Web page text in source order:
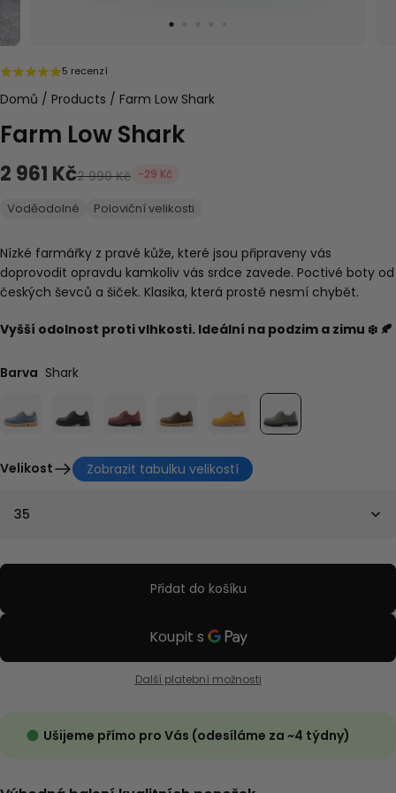
5 recenzí
Domů / Products / Farm Low Shark
Farm Low Shark
2 961 Kč2 990 Kč -29 Kč
Voděodolné Poloviční velikosti
Nízké farmářky z pravé kůže, které jsou připraveny vás
doprovodit opravdu kamkoliv vás srdce zavede. Poctivé boty od
českých ševců a šiček. Klasika, která prostě nesmí chybět.
Vyšší odolnost proti vlhkosti. Ideální na podzim a zimu ❄️ 🍂
Barva Shark
Velikost Zobrazit tabulku velikostí
35
Přidat do košíku
Další platební možnosti
Ušijeme přímo pro Vás (odesíláme za ~4 týdny)